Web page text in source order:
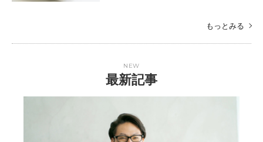
もっとみる
NEW
最新記事